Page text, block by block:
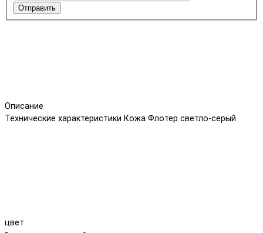
Отправить
Описание
Технические характеристики Кожа Флотер светло-серый
цвет